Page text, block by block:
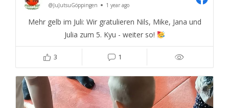
@JuJutsuGöppingen 1 year ago
Mehr gelb im Juli: Wir gratulieren Nils, Mike, Jana und
Julia zum 5. Kyu - weiter so!
3 1